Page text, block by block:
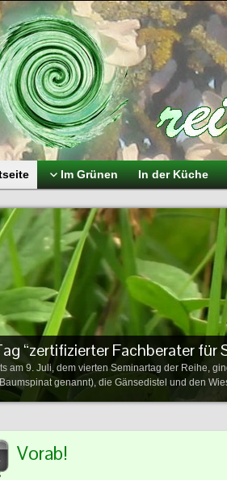
Im Grünen In der Küche
“zertifizierter Fachberater für
am 9. Juli, dem vierten Seminartag der Reihe,
genannt), die Gänsedistel und den
Vorab!